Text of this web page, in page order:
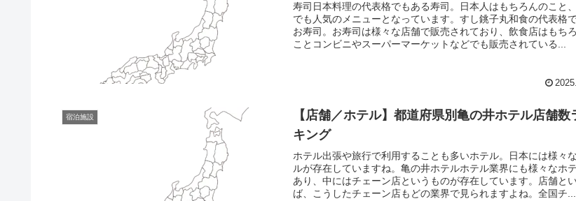
寿司日本料理の代表格でもある寿司。日本人はもちろんのこと
でも人気のメニューとなっています。すし銚子丸和食の代表格
お寿司。お寿司は様々な店舗で販売されており、飲食店はもち
ことコンビニやスーパーマーケットなどでも販売されている...
宿泊施設
【店舗／ホテル】都道府県別亀の井ホテル店舗数
キング
ホテル出張や旅行で利用することも多いホテル。日本には様々
ルが存在していますね。亀の井ホテルホテル業界にも様々なホ
あり、中にはチェーン店というものが存在しています。店舗と
ば、こうしたチェーン店もどの業界で見られますよね。全国チ...